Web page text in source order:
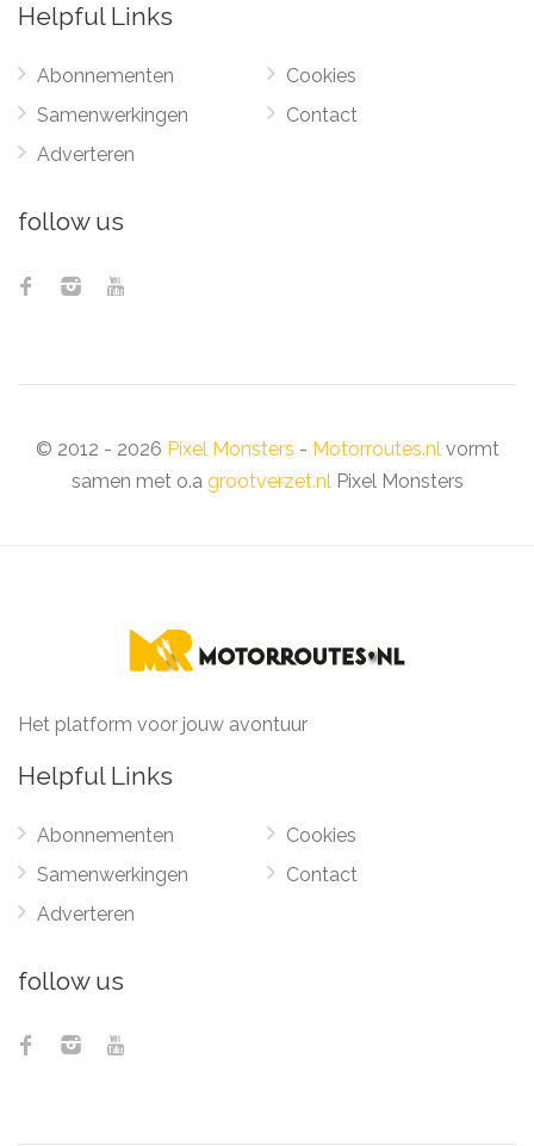
Helpful Links
Abonnementen
Samenwerkingen
Adverteren
Cookies
Contact
follow us
© 2012 - 2026 Pixel Monsters - Motorroutes.nlvormt
samen met o.a grootverzet.nlPixel Monsters
Het platform voor jouw avontuur
Helpful Links
Abonnementen
Samenwerkingen
Adverteren
Cookies
Contact
follow us